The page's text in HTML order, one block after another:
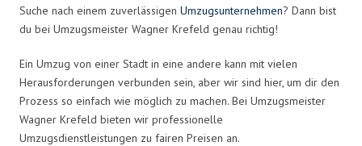
Suche nach einem zuverlässigen Umzugsunternehmen? Dann bist
du bei Umzugsmeister Wagner Krefeld genau richtig!
Ein Umzug von einer Stadt in eine andere kann mit vielen
Herausforderungen verbunden sein, aber wir sind hier, um dir den
Prozess so einfach wie möglich zu machen. Bei Umzugsmeister
Wagner Krefeld bieten wir professionelle
Umzugsdienstleistungen zu fairen Preisen an.